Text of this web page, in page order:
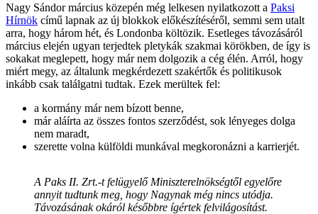
Nagy Sándor március közepén még lelkesen nyilatkozott a Paksi
Hírnök című lapnak az új blokkok előkészítéséről, semmi sem utalt
arra, hogy három hét, és Londonba költözik. Esetleges távozásáról
március elején ugyan terjedtek pletykák szakmai körökben, de így is
sokakat meglepett, hogy már nem dolgozik a cég élén. Arról, hogy
miért megy, az általunk megkérdezett szakértők és politikusok
inkább csak találgatni tudtak. Ezek merültek fel:
a kormány már nem bízott benne,
már aláírta az összes fontos szerződést, sok lényeges dolga
nem maradt,
szerette volna külföldi munkával megkoronázni a karrierjét.
A Paks II. Zrt.-t felügyelő Miniszterelnökségtől egyelőre
annyit tudtunk meg, hogy Nagynak még nincs utódja.
Távozásának okáról későbbre ígértek felvilágosítást.